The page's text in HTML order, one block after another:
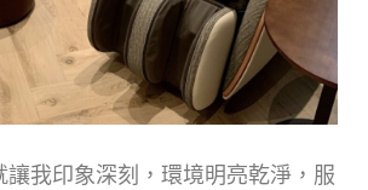
讓我印象深刻，環境明亮乾淨，服